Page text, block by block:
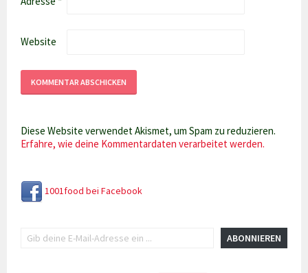
Website
Diese Website verwendet Akismet, um Spam zu reduzieren.
Erfahre, wie deine Kommentardaten verarbeitet werden.
1001food bei Facebook
ABONNIEREN